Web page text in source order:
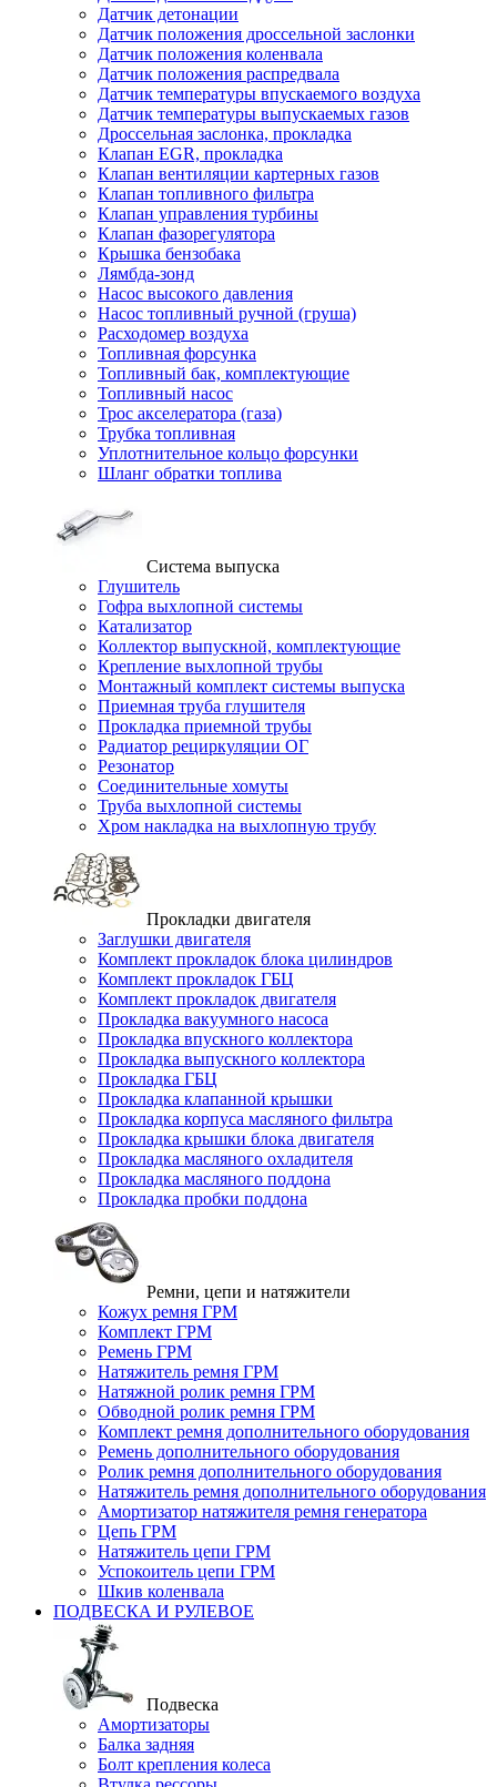
Датчик детонации
Датчик положения дроссельной заслонки
Датчик положения коленвала
Датчик положения распредвала
Датчик температуры впускаемого воздуха
Датчик температуры выпускаемых газов
Дроссельная заслонка, прокладка
Клапан EGR, прокладка
Клапан вентиляции картерных газов
Клапан топливного фильтра
Клапан управления турбины
Клапан фазорегулятора
Крышка бензобака
Лямбда-зонд
Насос высокого давления
Насос топливный ручной (груша)
Расходомер воздуха
Топливная форсунка
Топливный бак, комплектующие
Топливный насос
Трос акселератора (газа)
Трубка топливная
Уплотнительное кольцо форсунки
Шланг обратки топлива
Система выпуска
Глушитель
Гофра выхлопной системы
Катализатор
Коллектор выпускной, комплектующие
Крепление выхлопной трубы
Монтажный комплект системы выпуска
Приемная труба глушителя
Прокладка приемной трубы
Радиатор рециркуляции ОГ
Резонатор
Соединительные хомуты
Труба выхлопной системы
Хром накладка на выхлопную трубу
Прокладки двигателя
Заглушки двигателя
Комплект прокладок блока цилиндров
Комплект прокладок ГБЦ
Комплект прокладок двигателя
Прокладка вакуумного насоса
Прокладка впускного коллектора
Прокладка выпускного коллектора
Прокладка ГБЦ
Прокладка клапанной крышки
Прокладка корпуса масляного фильтра
Прокладка крышки блока двигателя
Прокладка масляного охладителя
Прокладка масляного поддона
Прокладка пробки поддона
Ремни, цепи и натяжители
Кожух ремня ГРМ
Комплект ГРМ
Ремень ГРМ
Натяжитель ремня ГРМ
Натяжной ролик ремня ГРМ
Обводной ролик ремня ГРМ
Комплект ремня дополнительного оборудования
Ремень дополнительного оборудования
Ролик ремня дополнительного оборудования
Натяжитель ремня дополнительного оборудования
Амортизатор натяжителя ремня генератора
Цепь ГРМ
Натяжитель цепи ГРМ
Успокоитель цепи ГРМ
Шкив коленвала
ПОДВЕСКА И РУЛЕВОЕ
Подвеска
Амортизаторы
Балка задняя
Болт крепления колеса